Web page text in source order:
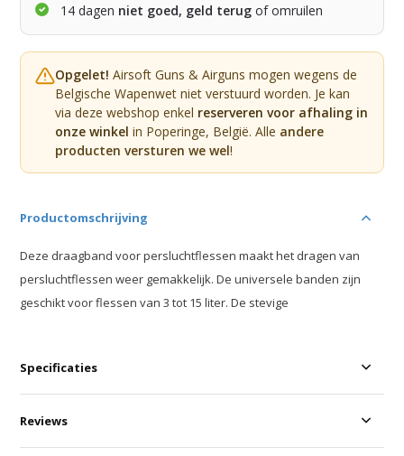
14 dagen niet goed, geld terug of omruilen
Opgelet! Airsoft Guns & Airguns mogen wegens de
Belgische Wapenwet niet verstuurd worden. Je kan
via deze webshop enkel reserveren voor afhaling in
onze winkel in Poperinge, België. Alle andere
producten versturen we wel!
Productomschrijving
Deze draagband voor persluchtflessen maakt het dragen van
persluchtflessen weer gemakkelijk. De universele banden zijn
geschikt voor flessen van 3 tot 15 liter. De stevige
Specificaties
Reviews